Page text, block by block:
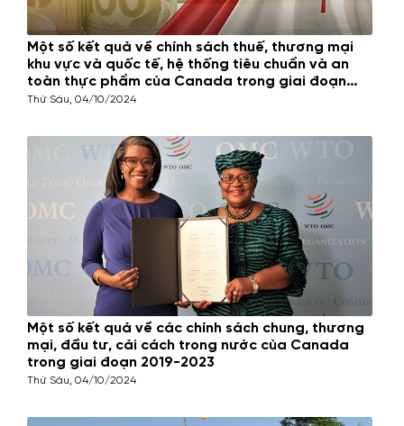
Một số kết quả về chính sách thuế, thương mại
khu vực và quốc tế, hệ thống tiêu chuẩn và an
toàn thực phẩm của Canada trong giai đoạn
2019-2023
Thứ Sáu, 04/10/2024
Một số kết quả về các chính sách chung, thương
mại, đầu tư, cải cách trong nước của Canada
trong giai đoạn 2019-2023
Thứ Sáu, 04/10/2024